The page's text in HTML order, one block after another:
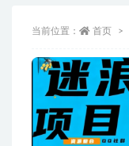
当前位置： 首页